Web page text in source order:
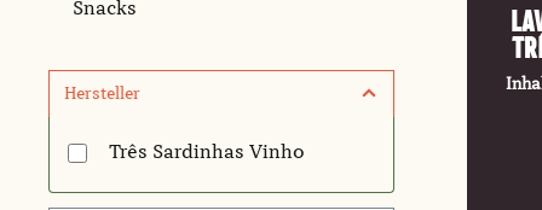
Snacks
Hersteller
Três Sardinhas Vinho